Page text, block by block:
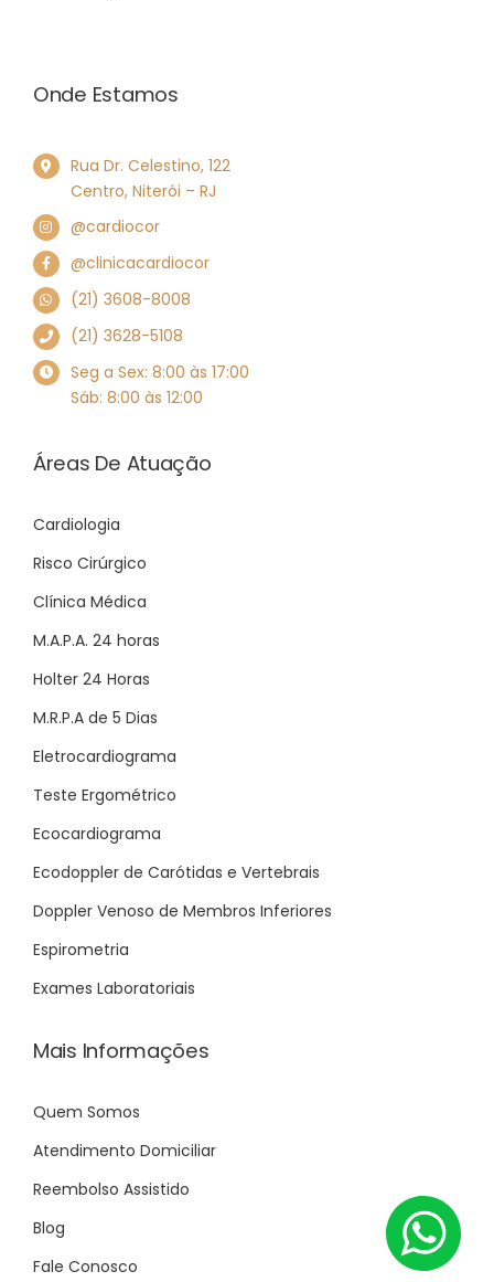
Onde Estamos
Rua Dr. Celestino, 122
Centro, Niterói – RJ
@cardiocor
@clinicacardiocor
(21) 3608-8008
(21) 3628-5108
Seg a Sex: 8:00 às 17:00
Sáb: 8:00 às 12:00
Áreas De Atuação
Cardiologia
Risco Cirúrgico
Clínica Médica
M.A.P.A. 24 horas
Holter 24 Horas
M.R.P.A de 5 Dias
Eletrocardiograma
Teste Ergométrico
Ecocardiograma
Ecodoppler de Carótidas e Vertebrais
Doppler Venoso de Membros Inferiores
Espirometria
Exames Laboratoriais
Mais Informações
Quem Somos
Atendimento Domiciliar
Reembolso Assistido
Blog
Fale Conosco